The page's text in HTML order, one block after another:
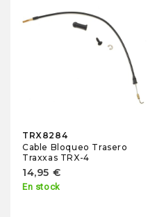
TRX8284
Cable Bloqueo Trasero
Traxxas TRX-4
14,95 €
En stock